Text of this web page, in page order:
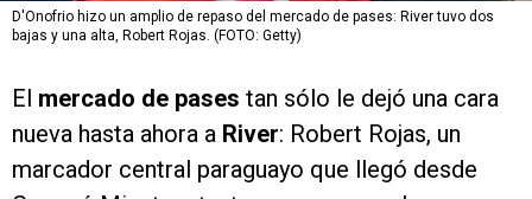
D'Onofrio hizo un amplio de repaso del mercado de pases: River tuvo dos
bajas y una alta, Robert Rojas. (FOTO: Getty)
El mercado de pases tan sólo le dejó una cara
nueva hasta ahora a River: Robert Rojas, un
marcador central paraguayo que llegó desde